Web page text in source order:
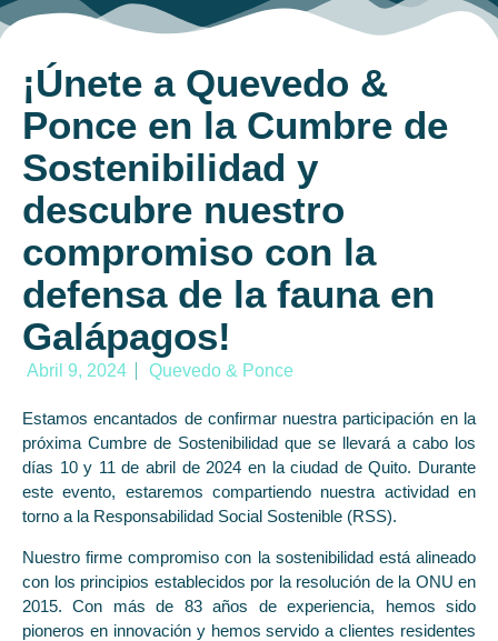
¡Únete a Quevedo &
Ponce en la Cumbre de
Sostenibilidad y
descubre nuestro
compromiso con la
defensa de la fauna en
Galápagos!
Abril 9, 2024 Quevedo & Ponce
Estamos encantados de confirmar nuestra participación en la
próxima Cumbre de Sostenibilidad que se llevará a cabo los
días 10 y 11 de abril de 2024 en la ciudad de Quito. Durante
este evento, estaremos compartiendo nuestra actividad en
torno a la Responsabilidad Social Sostenible (RSS).
Nuestro firme compromiso con la sostenibilidad está alineado
con los principios establecidos por la resolución de la ONU en
2015. Con más de 83 años de experiencia, hemos sido
pioneros en innovación y hemos servido a clientes residentes